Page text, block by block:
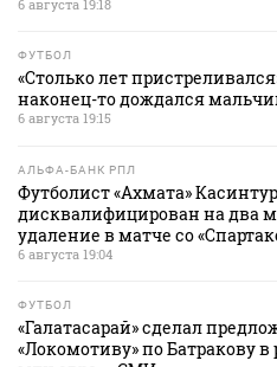
6 августа 19:18
ФУТБОЛ
«Столько лет
наконец-то дождался
6 августа 19:15
АЛЬФА-БАНК РПЛ
Футболист «Ахмата»
дисквалифицирован на два
удаление в матче со
6 августа 19:04
ФУТБОЛ
«Галатасарай» сделал
«Локомотиву» по Батракову в